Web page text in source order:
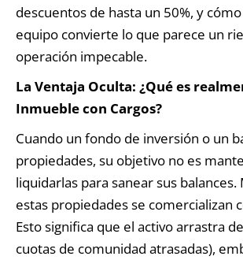
descuentos de hasta un 50%, y
equipo convierte lo que parece un
operación impecable.
La Ventaja Oculta: ¿Qué es
Inmueble con Cargos?
Cuando un fondo de inversión o un
propiedades, su objetivo no es
liquidarlas para sanear sus balances.
estas propiedades se comercializan
Esto significa que el activo arrastra
cuotas de comunidad atrasadas),